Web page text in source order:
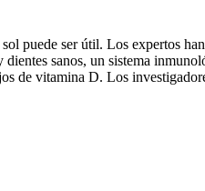
puede ser útil. Los expertos
sanos, un sistema
de vitamina D. Los